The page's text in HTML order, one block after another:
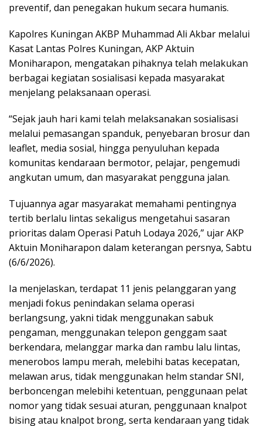
preventif, dan penegakan hukum secara humanis.
Kapolres Kuningan AKBP Muhammad Ali Akbar melalui
Kasat Lantas Polres Kuningan, AKP Aktuin
Moniharapon, mengatakan pihaknya telah melakukan
berbagai kegiatan sosialisasi kepada masyarakat
menjelang pelaksanaan operasi.
“Sejak jauh hari kami telah melaksanakan sosialisasi
melalui pemasangan spanduk, penyebaran brosur dan
leaflet, media sosial, hingga penyuluhan kepada
komunitas kendaraan bermotor, pelajar, pengemudi
angkutan umum, dan masyarakat pengguna jalan.
Tujuannya agar masyarakat memahami pentingnya
tertib berlalu lintas sekaligus mengetahui sasaran
prioritas dalam Operasi Patuh Lodaya 2026,” ujar AKP
Aktuin Moniharapon dalam keterangan persnya, Sabtu
(6/6/2026).
Ia menjelaskan, terdapat 11 jenis pelanggaran yang
menjadi fokus penindakan selama operasi
berlangsung, yakni tidak menggunakan sabuk
pengaman, menggunakan telepon genggam saat
berkendara, melanggar marka dan rambu lalu lintas,
menerobos lampu merah, melebihi batas kecepatan,
melawan arus, tidak menggunakan helm standar SNI,
berboncengan melebihi ketentuan, penggunaan pelat
nomor yang tidak sesuai aturan, penggunaan knalpot
bising atau knalpot brong, serta kendaraan yang tidak